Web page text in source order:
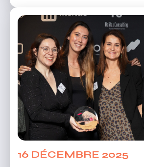
16 DÉCEMBRE 2025